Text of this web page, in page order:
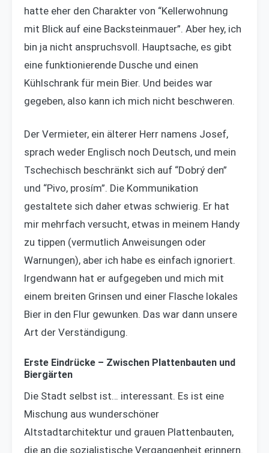
hatte eher den Charakter von “Kellerwohnung
mit Blick auf eine Backsteinmauer”. Aber hey, ich
bin ja nicht anspruchsvoll. Hauptsache, es gibt
eine funktionierende Dusche und einen
Kühlschrank für mein Bier. Und beides war
gegeben, also kann ich mich nicht beschweren.
Der Vermieter, ein älterer Herr namens Josef,
sprach weder Englisch noch Deutsch, und mein
Tschechisch beschränkt sich auf “Dobrý den”
und “Pivo, prosím”. Die Kommunikation
gestaltete sich daher etwas schwierig. Er hat
mir mehrfach versucht, etwas in meinem Handy
zu tippen (vermutlich Anweisungen oder
Warnungen), aber ich habe es einfach ignoriert.
Irgendwann hat er aufgegeben und mich mit
einem breiten Grinsen und einer Flasche lokales
Bier in den Flur gewunken. Das war dann unsere
Art der Verständigung.
Erste Eindrücke – Zwischen Plattenbauten und
Biergärten
Die Stadt selbst ist… interessant. Es ist eine
Mischung aus wunderschöner
Altstadtarchitektur und grauen Plattenbauten,
die an die sozialistische Vergangenheit erinnern.